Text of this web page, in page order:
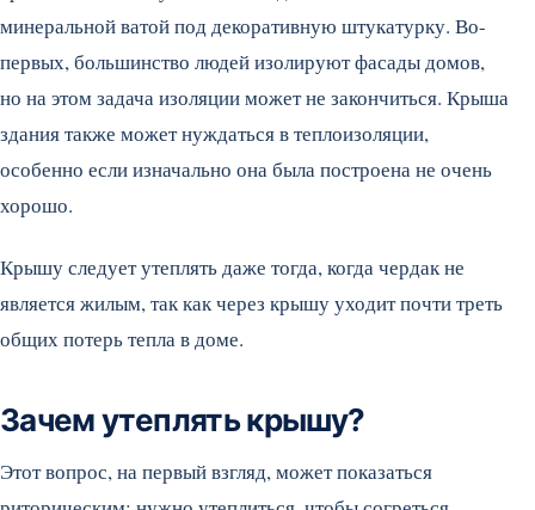
минеральной ватой под декоративную штукатурку. Во-
первых, большинство людей изолируют фасады домов,
но на этом задача изоляции может не закончиться. Крыша
здания также может нуждаться в теплоизоляции,
особенно если изначально она была построена не очень
хорошо.
Крышу следует утеплять даже тогда, когда чердак не
является жилым, так как через крышу уходит почти треть
общих потерь тепла в доме.
Зачем утеплять крышу?
Этот вопрос, на первый взгляд, может показаться